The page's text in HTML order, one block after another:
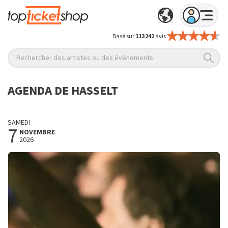
Basé sur113 242avis
Rechercher des artistes ou des événements
AGENDA DE HASSELT
SAMEDI
7 NOVEMBRE
2026